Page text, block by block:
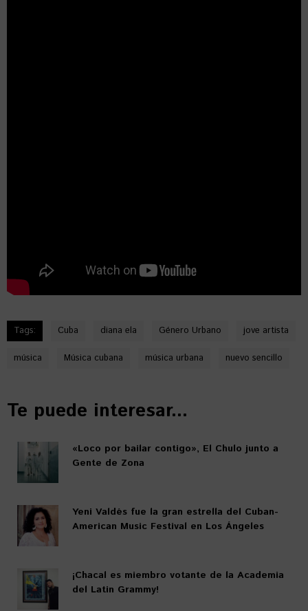
Tags: Cuba diana ela Género Urbano jove artista
música Música cubana música urbana nuevo sencillo
Te puede interesar...
«Loco por bailar contigo», El Chulo junto a
Gente de Zona
Yeni Valdés fue la gran estrella del Cuban-
American Music Festival en Los Ángeles
¡Chacal es miembro votante de la Academia
del Latin Grammy!